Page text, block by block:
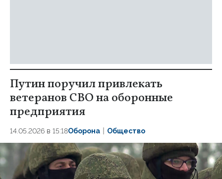
Путин поручил привлекать
ветеранов СВО на оборонные
предприятия
14.05.2026 в 15:18Оборона Общество